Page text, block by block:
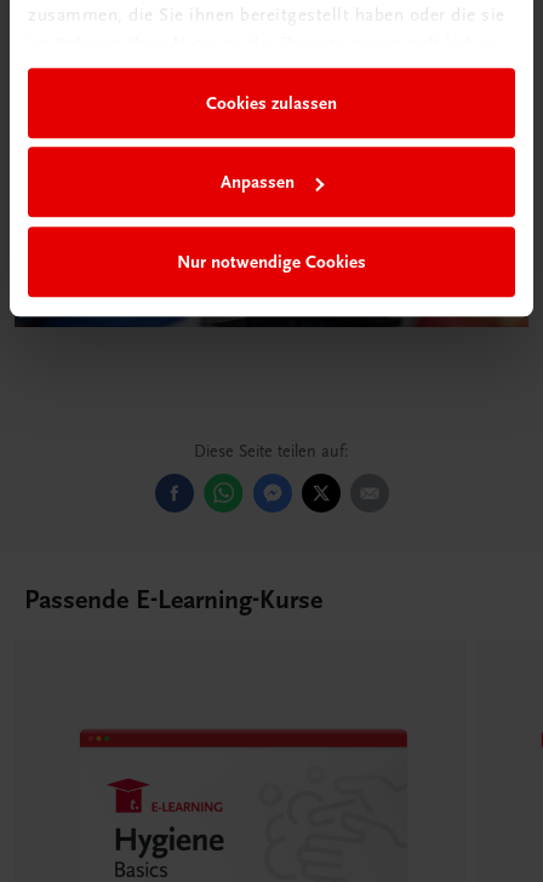
zusammen, die Sie ihnen bereitgestellt haben oder die sie
Cookies zulassen
Anpassen
Nur notwendige Cookies
Diese Seite teilen auf:
Passende E-Learning-Kurse